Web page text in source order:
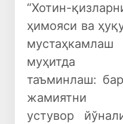
“Хотин-
ҳимояси ва
муҳитда
таъминлаш:
жамиятни
устувор